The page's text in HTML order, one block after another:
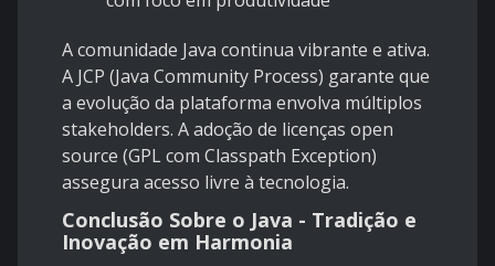
A comunidade Java continua vibrante e ativa.
A JCP (Java Community Process) garante que
a evolução da plataforma envolva múltiplos
stakeholders. A adoção de licenças open
source (GPL com Classpath Exception)
assegura acesso livre à tecnologia.
Conclusão Sobre o Java - Tradição e
Inovação em Harmonia